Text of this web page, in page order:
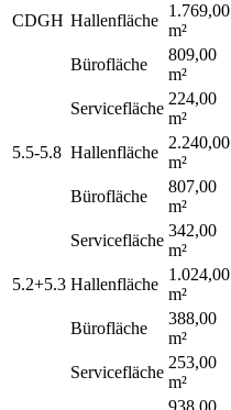
CDGH Hallenfläche
1.769,00
m²
Bürofläche
809,00
m²
Servicefläche
224,00
m²
5.5-5.8 Hallenfläche
2.240,00
m²
Bürofläche
807,00
m²
Servicefläche
342,00
m²
5.2+5.3 Hallenfläche
1.024,00
m²
Bürofläche
388,00
m²
Servicefläche
253,00
m²